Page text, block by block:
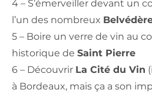
4 – S’émerveiller devant un
l’un des nombreux
5 – Boire un verre de vin au
historique de Saint Pierre
6 – Découvrir La Cité du Vin
à Bordeaux, mais ça a son